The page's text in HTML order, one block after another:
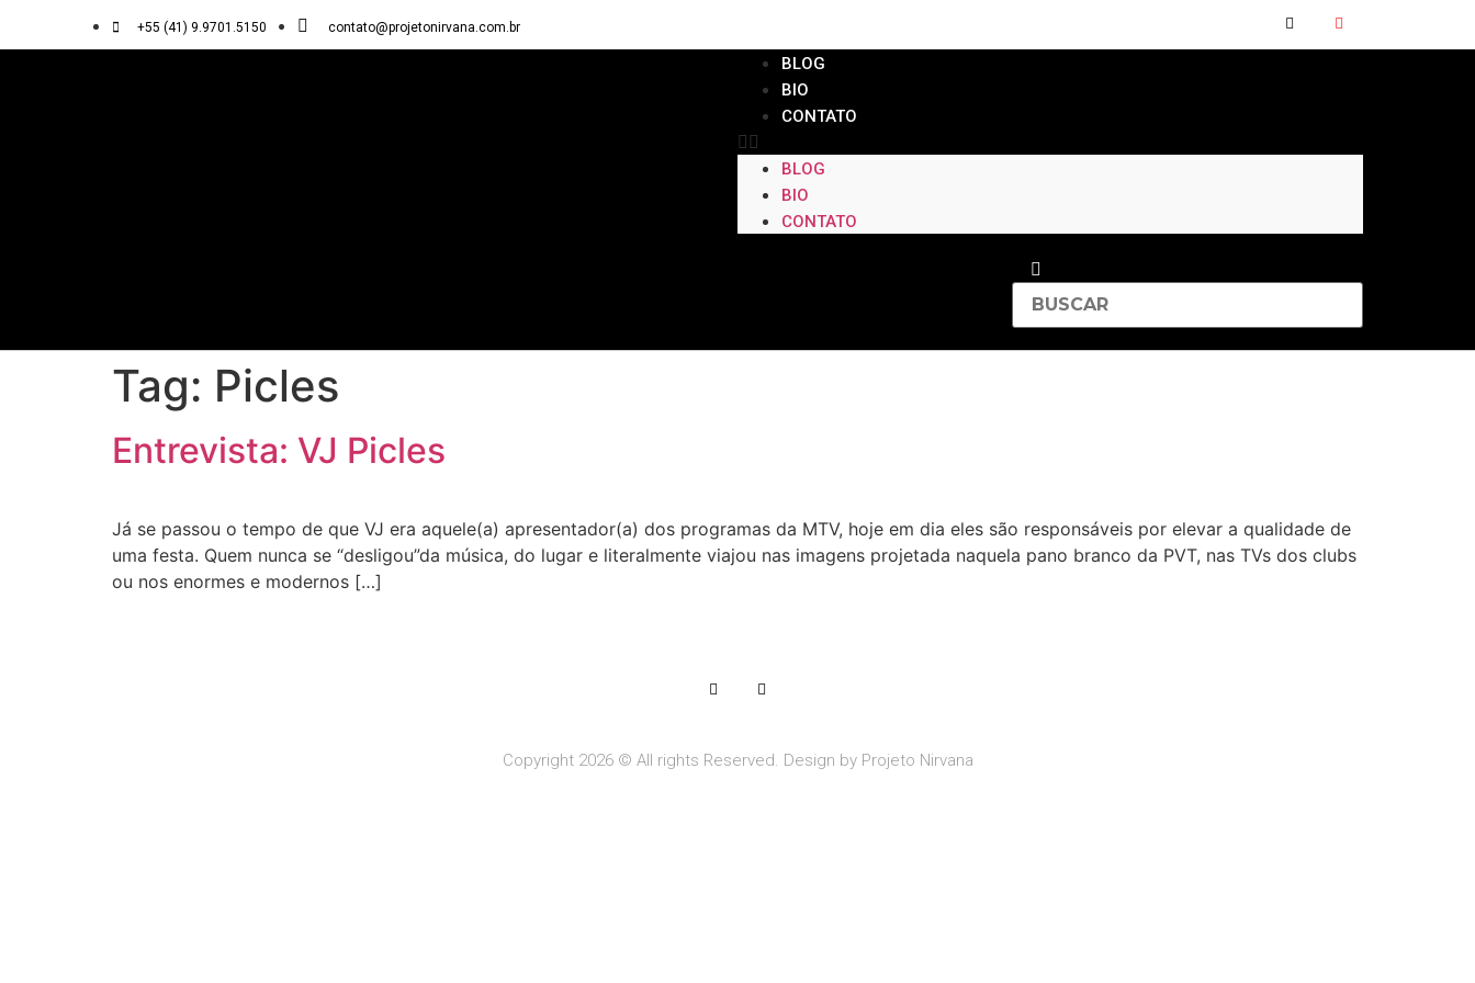
+55 (41) 9.9701.5150 contato@projetonirvana.com.br
BLOG
BIO
CONTATO
BLOG
BIO
CONTATO
Tag: Picles
Entrevista: VJ Picles
Já se passou o tempo de que VJ era aquele(a) apresentador(a) dos programas da MTV, hoje em dia eles são responsáveis por elevar a qualidade de
uma festa. Quem nunca se “desligou”da música, do lugar e literalmente viajou nas imagens projetada naquela pano branco da PVT, nas TVs dos clubs
ou nos enormes e modernos […]
Copyright 2026 © All rights Reserved. Design by Projeto Nirvana